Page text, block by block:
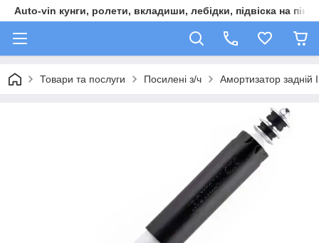
Auto-vin кунги, ролети, вкладиши, лебідки, підвіска на пікап
Товари та послуги Посилені з/ч Амортизатор